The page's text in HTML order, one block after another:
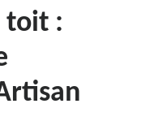
toit :